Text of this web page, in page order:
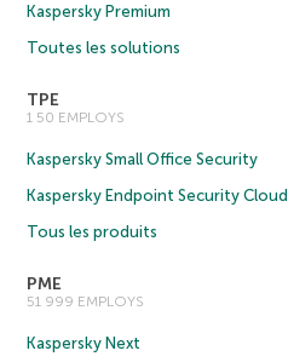
Kaspersky Premium
Toutes les solutions
TPE
1 50 EMPLOYS
Kaspersky Small Office Security
Kaspersky Endpoint Security Cloud
Tous les produits
PME
51 999 EMPLOYS
Kaspersky Next